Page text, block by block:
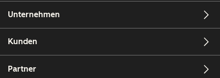
Unternehmen
Kunden
Partner